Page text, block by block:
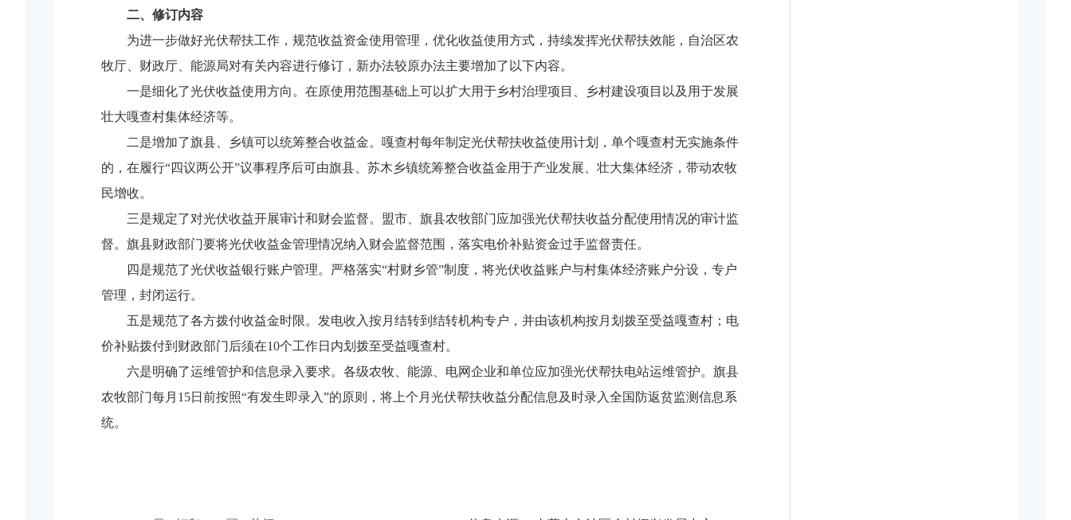
二、修订内容
为进一步做好光伏帮扶工作，规范收益资金使用管理，优化收益使用方式，持续发挥光伏帮扶效能，自治区农
牧厅、财政厅、能源局对有关内容进行修订，新办法较原办法主要增加了以下内容。
一是细化了光伏收益使用方向。在原使用范围基础上可以扩大用于乡村治理项目、乡村建设项目以及用于发展
壮大嘎查村集体经济等。
二是增加了旗县、乡镇可以统筹整合收益金。嘎查村每年制定光伏帮扶收益使用计划，单个嘎查村无实施条件
的，在履行“四议两公开”议事程序后可由旗县、苏木乡镇统筹整合收益金用于产业发展、壮大集体经济，带动农牧
民增收。
三是规定了对光伏收益开展审计和财会监督。盟市、旗县农牧部门应加强光伏帮扶收益分配使用情况的审计监
督。旗县财政部门要将光伏收益金管理情况纳入财会监督范围，落实电价补贴资金过手监督责任。
四是规范了光伏收益银行账户管理。严格落实“村财乡管”制度，将光伏收益账户与村集体经济账户分设，专户
管理，封闭运行。
五是规范了各方拨付收益金时限。发电收入按月结转到结转机构专户，并由该机构按月划拨至受益嘎查村；电
价补贴拨付到财政部门后须在10个工作日内划拨至受益嘎查村。
六是明确了运维管护和信息录入要求。各级农牧、能源、电网企业和单位应加强光伏帮扶电站运维管护。旗县
农牧部门每月15日前按照“有发生即录入”的原则，将上个月光伏帮扶收益分配信息及时录入全国防返贫监测信息系
统。